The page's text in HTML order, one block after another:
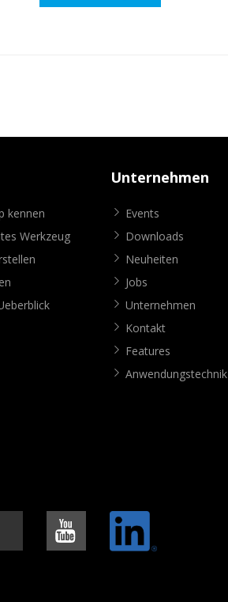
kennen
Werkzeug
Unternehmen
Events
Downloads
Neuheiten
Jobs
Unternehmen
Kontakt
Features
Anwendungstechnik